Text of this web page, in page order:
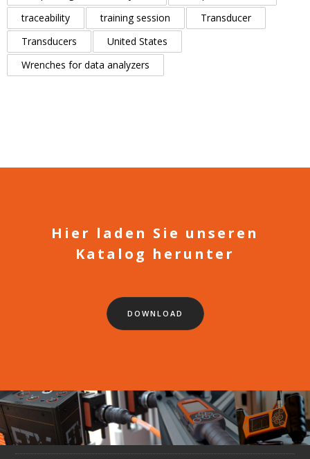
traceability
training session
Transducer
Transducers
United States
Wrenches for data analyzers
Hier laden Sie unseren
Katalog herunter
DOWNLOAD